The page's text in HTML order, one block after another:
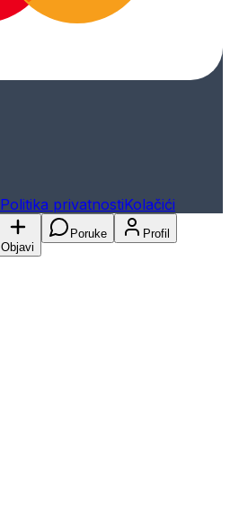
Politika privatnostiKolačići
Objavi
Poruke Profil